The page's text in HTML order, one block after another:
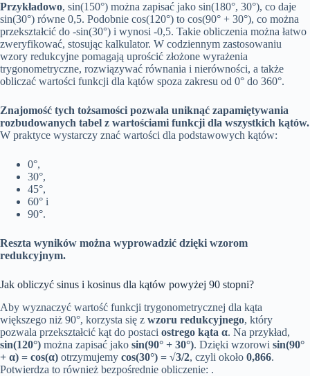
Przykładowo, sin(150°) można zapisać jako sin(180°, 30°), co daje
sin(30°) równe 0,5. Podobnie cos(120°) to cos(90° + 30°), co można
przekształcić do -sin(30°) i wynosi -0,5. Takie obliczenia można łatwo
zweryfikować, stosując kalkulator. W codziennym zastosowaniu
wzory redukcyjne pomagają uprościć złożone wyrażenia
trygonometryczne, rozwiązywać równania i nierówności, a także
obliczać wartości funkcji dla kątów spoza zakresu od 0° do 360°.
Znajomość tych tożsamości pozwala uniknąć zapamiętywania
rozbudowanych tabel z wartościami funkcji dla wszystkich kątów.
W praktyce wystarczy znać wartości dla podstawowych kątów:
0°,
30°,
45°,
60° i
90°.
Reszta wyników można wyprowadzić dzięki wzorom
redukcyjnym.
Jak obliczyć sinus i kosinus dla kątów powyżej 90 stopni?
Aby wyznaczyć wartość funkcji trygonometrycznej dla kąta
większego niż 90°, korzysta się z wzoru redukcyjnego, który
pozwala przekształcić kąt do postaci ostrego kąta α. Na przykład,
sin(120°) można zapisać jako sin(90° + 30°). Dzięki wzorowi sin(90°
+ α) = cos(α) otrzymujemy cos(30°) = √3/2, czyli około 0,866.
Potwierdza to również bezpośrednie obliczenie: .